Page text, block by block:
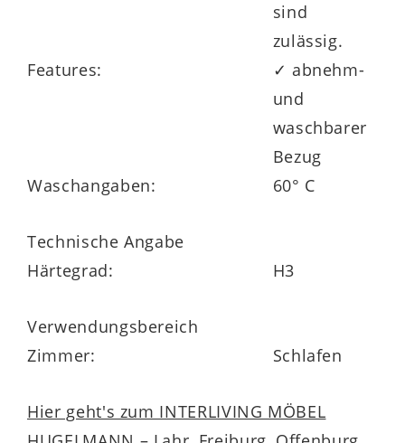
sind
zulässig.
Features:
✓ abnehm-
und
waschbarer
Bezug
Waschangaben:
60° C
Technische Angabe
Härtegrad:
H3
Verwendungsbereich
Zimmer:
Schlafen
Hier geht's zum INTERLIVING MÖBEL